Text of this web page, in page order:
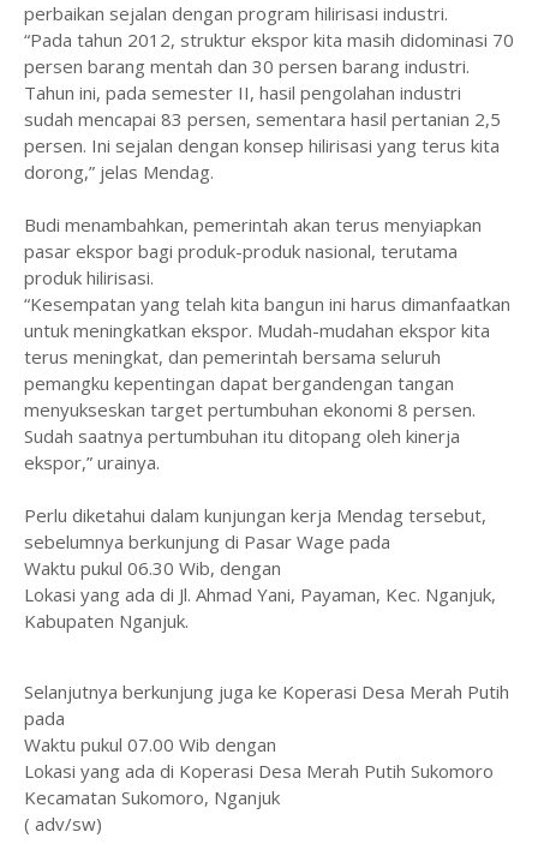
perbaikan sejalan dengan program hilirisasi industri.
“Pada tahun 2012, struktur ekspor kita masih didominasi 70
persen barang mentah dan 30 persen barang industri.
Tahun ini, pada semester II, hasil pengolahan industri
sudah mencapai 83 persen, sementara hasil pertanian 2,5
persen. Ini sejalan dengan konsep hilirisasi yang terus kita
dorong,” jelas Mendag.
Budi menambahkan, pemerintah akan terus menyiapkan
pasar ekspor bagi produk-produk nasional, terutama
produk hilirisasi.
“Kesempatan yang telah kita bangun ini harus dimanfaatkan
untuk meningkatkan ekspor. Mudah-mudahan ekspor kita
terus meningkat, dan pemerintah bersama seluruh
pemangku kepentingan dapat bergandengan tangan
menyukseskan target pertumbuhan ekonomi 8 persen.
Sudah saatnya pertumbuhan itu ditopang oleh kinerja
ekspor,” urainya.
Perlu diketahui dalam kunjungan kerja Mendag tersebut,
sebelumnya berkunjung di Pasar Wage pada
Waktu pukul 06.30 Wib, dengan
Lokasi yang ada di Jl. Ahmad Yani, Payaman, Kec. Nganjuk,
Kabupaten Nganjuk.
Selanjutnya berkunjung juga ke Koperasi Desa Merah Putih
pada
Waktu pukul 07.00 Wib dengan
Lokasi yang ada di Koperasi Desa Merah Putih Sukomoro
Kecamatan Sukomoro, Nganjuk
( adv/sw)